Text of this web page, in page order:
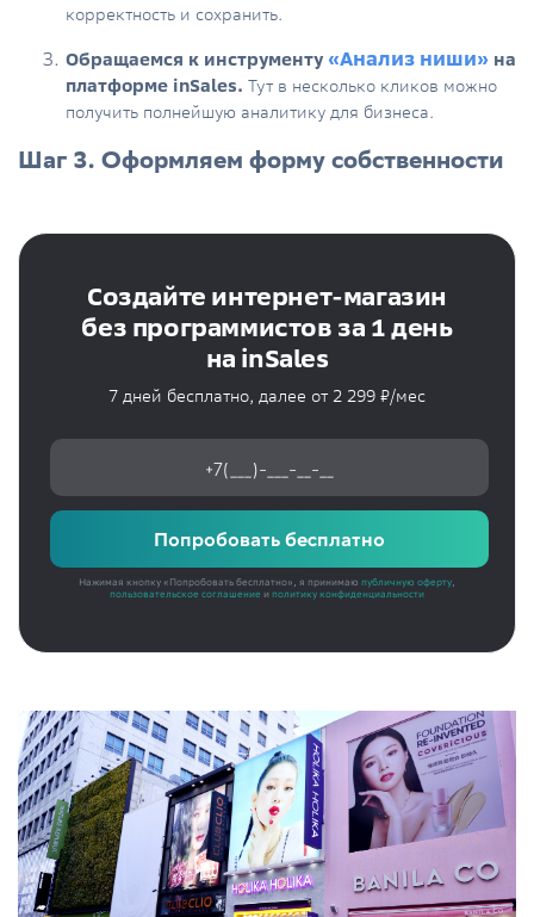
корректность и сохранить.
Обращаемся к инструменту «Анализ ниши» на
платформе inSales. Тут в несколько кликов можно
получить полнейшую аналитику для бизнеса.
Шаг 3. Оформляем форму собственности
Создайте интернет-магазин
без программистов за 1 день
на inSales
7 дней бесплатно, далее от 2 299 ₽/мес
Попробовать бесплатно
Нажимая кнопку «Попробовать бесплатно», я принимаю публичную оферту,
пользовательское соглашение и политику конфиденциальности